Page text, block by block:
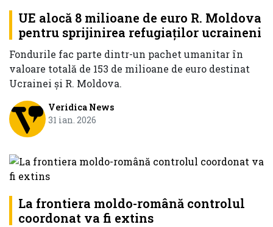
UE alocă 8 milioane de euro R. Moldova
pentru sprijinirea refugiaților ucraineni
Fondurile fac parte dintr-un pachet umanitar în
valoare totală de 153 de milioane de euro destinat
Ucrainei și R. Moldova.
Veridica News
31 ian. 2026
La frontiera moldo-română controlul
coordonat va fi extins